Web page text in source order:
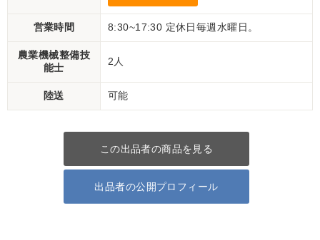
営業時間 8:30~17:30 定休日毎週水曜日。
農業機械整備技
能士
2人
陸送 可能
この出品者の商品を見る
出品者の公開プロフィール